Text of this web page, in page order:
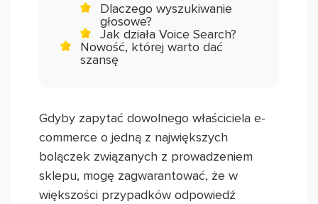
Dlaczego wyszukiwanie
głosowe?
Jak działa Voice Search?
Nowość, której warto dać
szansę
Gdyby zapytać dowolnego właściciela e-
commerce o jedną z największych
bolączek związanych z prowadzeniem
sklepu, mogę zagwarantować, że w
większości przypadków odpowiedź